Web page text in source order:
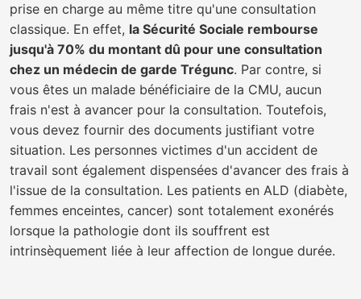
prise en charge au même titre qu'une consultation
classique. En effet, la Sécurité Sociale rembourse
jusqu'à 70% du montant dû pour une consultation
chez un médecin de garde Trégunc. Par contre, si
vous êtes un malade bénéficiaire de la CMU, aucun
frais n'est à avancer pour la consultation. Toutefois,
vous devez fournir des documents justifiant votre
situation. Les personnes victimes d'un accident de
travail sont également dispensées d'avancer des frais à
l'issue de la consultation. Les patients en ALD (diabète,
femmes enceintes, cancer) sont totalement exonérés
lorsque la pathologie dont ils souffrent est
intrinsèquement liée à leur affection de longue durée.